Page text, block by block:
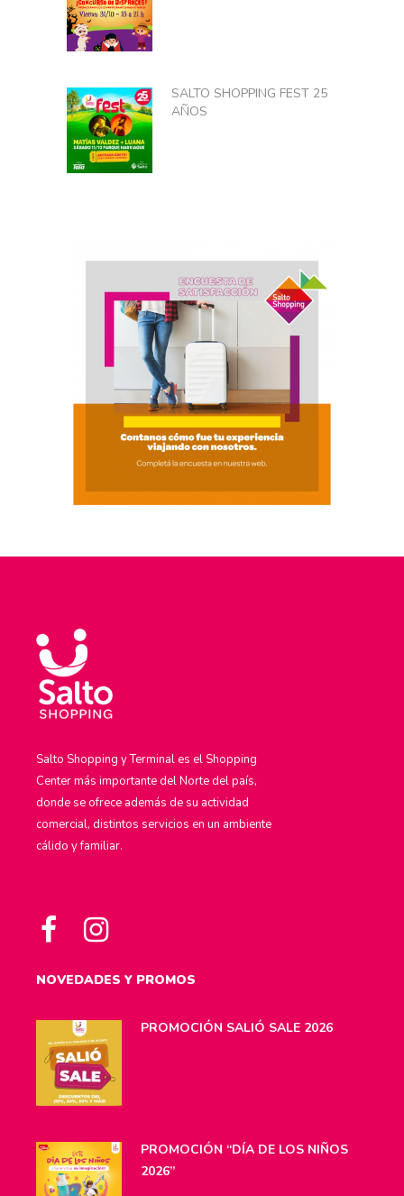
SALTO SHOPPING FEST 25
AÑOS
Salto Shopping y Terminal es el Shopping
Center más importante del Norte del país,
donde se ofrece además de su actividad
comercial, distintos servicios en un ambiente
cálido y familiar.
NOVEDADES Y PROMOS
PROMOCIÓN SALIÓ SALE 2026
PROMOCIÓN “DÍA DE LOS NIÑOS
2026”